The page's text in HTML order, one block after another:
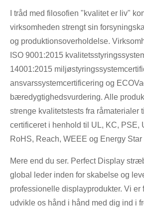
I tråd med filosofien "kvalitet er liv"
virksomheden strengt sin
og produktionsoverholdelse.
ISO 9001:2015
14001:2015
ansvarssystemcertificering og
bæredygtighedsvurdering. Alle
strenge kvalitetstests fra råmaterialer
certificeret i henhold til UL, KC, PSE,
RoHS, Reach, WEEE og Energy Star
Mere end du ser. Perfect Display
global leder inden for skabelse og
professionelle displayprodukter. Vi er
udvikle os hånd i hånd med dig ind i